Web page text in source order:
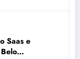
Saas e